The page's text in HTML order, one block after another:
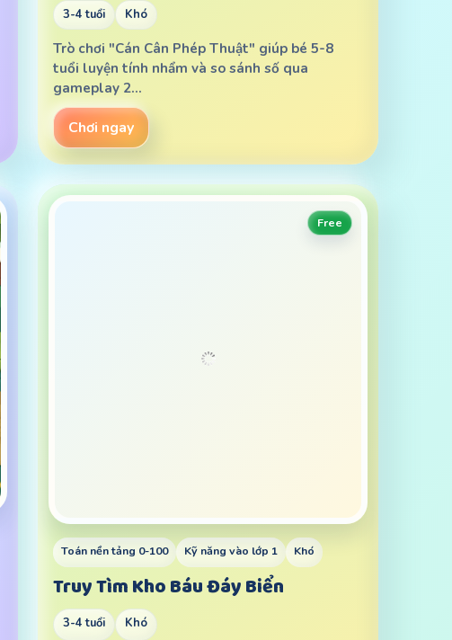
3-4 tuổi Khó
Trò chơi "Cán Cân Phép Thuật" giúp bé 5-8
tuổi luyện tính nhẩm và so sánh số qua
gameplay 2…
Chơi ngay
Free
Toán nền tảng 0-100 Kỹ năng vào lớp 1 Khó
Truy Tìm Kho Báu Đáy Biển
3-4 tuổi Khó